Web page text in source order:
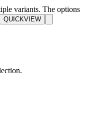
variants. The options
QUICKVIEW